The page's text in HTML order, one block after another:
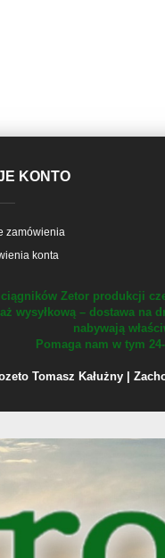
KONTO
zamówienia
konta
Zetor produkcji
wysyłkową – dostawa na
nabywają
Pomaga nam w tym
Tomasz Kałużny |